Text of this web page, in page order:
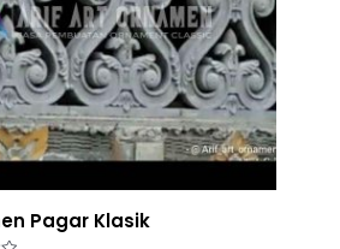
Pagar Klasik